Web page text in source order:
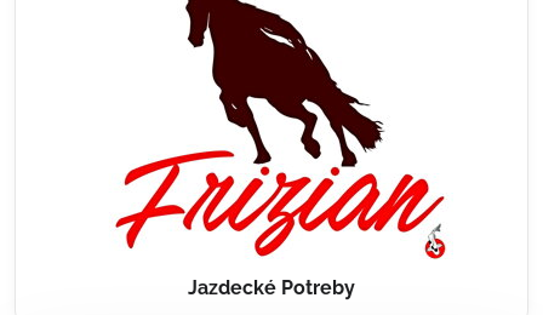
Jazdecké Potreby